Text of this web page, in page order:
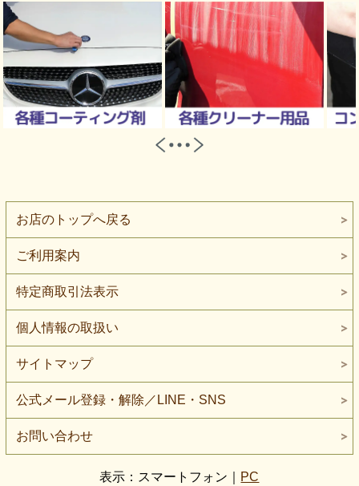
お店のトップへ戻る
ご利用案内
特定商取引法表示
個人情報の取扱い
サイトマップ
公式メール登録・解除／LINE・SNS
お問い合わせ
表示：スマートフォン｜ PC